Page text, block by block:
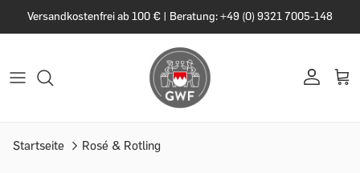
Versandkostenfrei ab 100 € | Beratung: +49 (0) 9321 7005-148
Startseite Rosé & Rotling